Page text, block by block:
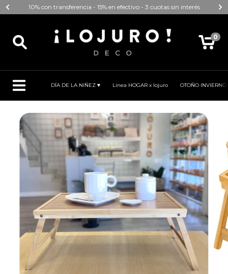
10% con transferencia - 15% en efectivo - 3 cuotas sin interés
0
DÍA DE LA NIÑEZ ♥ Línea HOGAR x lojuro OTOÑO INVIERNO